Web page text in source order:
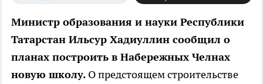
Министр образования и науки Республики
Татарстан Ильсур Хадиуллин сообщил о
планах построить в Набережных Челнах
новую школу. О предстоящем строительстве